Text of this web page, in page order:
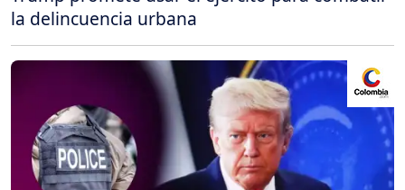
la delincuencia urbana